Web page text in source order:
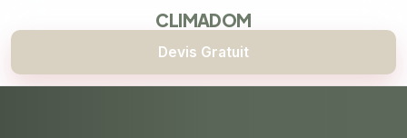
CLIMADOM
Devis Gratuit